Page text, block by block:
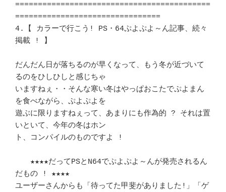
===========================================
================================
4.【 カラーで行こう! PS・64ぷよぷよ～ん記事、続々
掲載 ! 】
だんだん日が落ちるのが早くなって、もう冬が近づいて
るのをひしひしと感じちゃ
いますねぇ・・そんな寒い冬はやっぱおこたでぷよまん
を食べながら、ぷよぷよを
遊ぶに限りますねぇって、あまりにも作為的 ? それは置
いといて、今年の冬はホン
ト、コンパイルのものですよ !
★★★★だってPSとN64でぷよぷよ～んが発売されるん
だもの ! ★★★★
ユーザーさんからも「待ってた甲斐がありました!」「ゲ